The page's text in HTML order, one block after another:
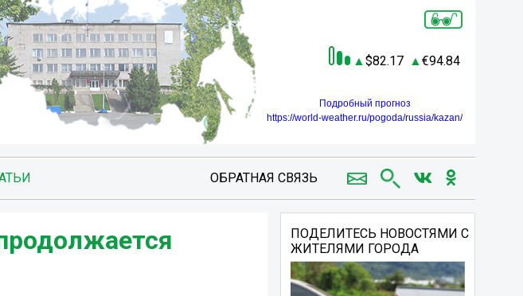
82.17 94.84
Подробный прогноз
https://world-weather.ru/pogoda/russia/kazan/
ОБРАТНАЯ СВЯЗЬ
ПОДЕЛИТЕСЬ НОВОСТЯМИ С
ЖИТЕЛЯМИ ГОРОДА